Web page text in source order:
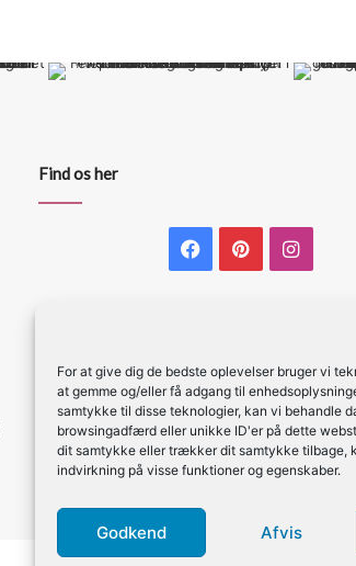
For at give dig de bedste oplevelser bruger vi
at gemme og/eller få adgang til
samtykke til disse teknologier, kan vi behandle
browsingadfærd eller unikke ID'er på dette
dit samtykke eller trækker dit samtykke tilbage,
indvirkning på visse funktioner og egenskaber.
Godkend Afvis
Find os her
Facebook
Pinterest